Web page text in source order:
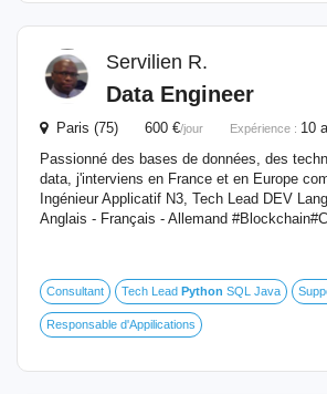
Servilien R.
Data Engineer
Paris (75) 600 €/jour Expérience : 10
Passionné des bases de données, des
data, j'interviens en France et en Europe
Ingénieur Applicatif N3, Tech Lead DEV
Anglais - Français - Allemand
Consultant Tech Lead Python SQL Java
Responsable d'Appilications